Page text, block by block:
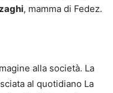
, mamma di Fedez.
alla società. La
al quotidiano La